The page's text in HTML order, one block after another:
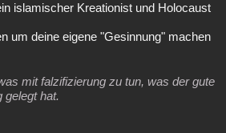
islamischer Kreationist und Holocaust
um deine eigene "Gesinnung" machen
mit falzifizierung zu tun, was der gute
gelegt hat.